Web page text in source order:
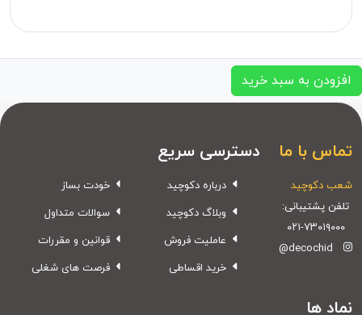
افزودن به سبد خرید
تماس با ما
شعب دکوچید
تلفن پشتیبانی:
۰۲۱-۷۳۰۱۹۰۰۰
@decochid
دسترسی سریع
درباره دکوچید
وبلاگ دکوچید
عاملیت فروش
خرید اقساطی
خودت بساز
سوالات متداول
قوانین و مقررات
فرصت های شغلی
نماد ها